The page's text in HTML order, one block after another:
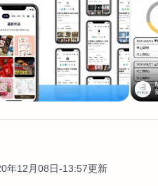
品牌設計 工程製圖
遊戲開發 網站架設
年12月08日-13:57更新